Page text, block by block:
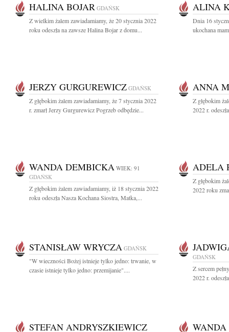
HALINA BOJAR GDAŃSK
Z wielkim żalem zawiadamiamy, że 20 stycznia 2022
roku odeszła na zawsze Halina Bojar z domu...
ALINA
Dnia 16
ukochana
JERZY GURGUREWICZ GDAŃSK
Z głębokim żalem zawiadamiamy, że 7 stycznia 2022
r. zmarł Jerzy Gurgurewicz Pogrzeb odbędzie...
ANNA
Z głębokim
2022 r.
WANDA DEMBICKA WIEK: 91
GDAŃSK
Z głębokim żalem zawiadamiamy, iż 18 stycznia 2022
roku odeszła Nasza Kochana Siostra, Matka,...
ADELA
Z głębokim
2022 roku
STANISŁAW WRYCZA GDAŃSK
"W wieczności Bożej istnieje tylko jedno: trwanie, w
czasie istnieje tylko jedno: przemijanie"....
GDAŃSK
Z sercem
2022 r.
STEFAN ANDRYSZKIEWICZ WANDA